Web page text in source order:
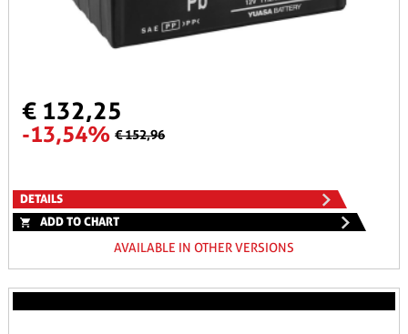
€ 132,25
-13,54% € 152,96
DETAILS
ADD TO CHART
AVAILABLE IN OTHER VERSIONS